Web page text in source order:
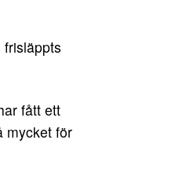
fått ett
mycket för